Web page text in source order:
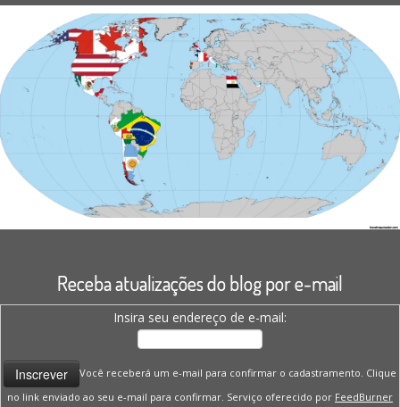
Receba atualizações do blog por e-mail
Insira seu endereço de e-mail:
Você receberá um e-mail para confirmar o cadastramento. Clique
no link enviado ao seu e-mail para confirmar. Serviço oferecido por FeedBurner